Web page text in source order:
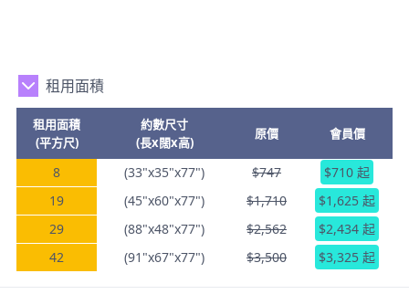
租用面積
租用面積
(平方尺)
約數尺寸
(長x闊x高)
原價 會員價
8 (33"x35"x77") $747
$710 起
19
(45"x60"x77") $1,710
$1,625 起
29
(88"x48"x77") $2,562
$2,434 起
42
(91"x67"x77") $3,500 $3,325 起